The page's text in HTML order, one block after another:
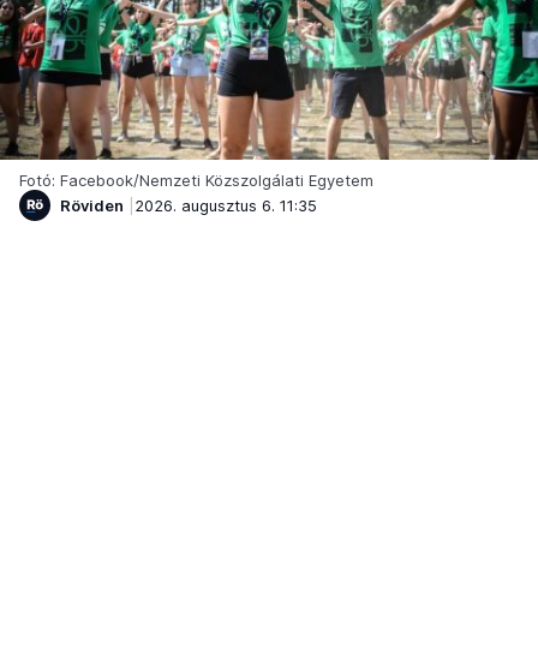
Fotó: Facebook/Nemzeti Közszolgálati Egyetem
Röviden
2026. augusztus 6. 11:35